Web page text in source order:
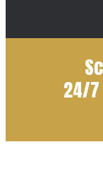
24/